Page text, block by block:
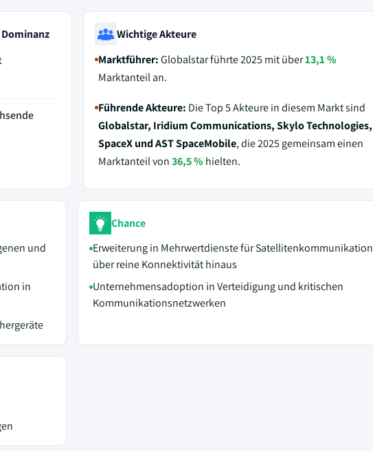
Wichtige Akteure
Marktführer:Globalstar führte 2025 mit über13,1 %
Marktanteil an.
Führende Akteure: Die Top 5 Akteure in diesem Markt sind
Globalstar, Iridium Communications, Skylo Technologies,
SpaceX und AST SpaceMobile, die 2025 gemeinsam einen
Marktanteil von36,5 % hielten.
und
in
Chance
Erweiterung in Mehrwertdienste für Satellitenkommunikation
über reine Konnektivität hinaus
Unternehmensadoption in Verteidigung und kritischen
Kommunikationsnetzwerken